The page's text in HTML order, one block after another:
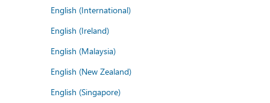
English (International)
English (Ireland)
English (Malaysia)
English (New Zealand)
English (Singapore)